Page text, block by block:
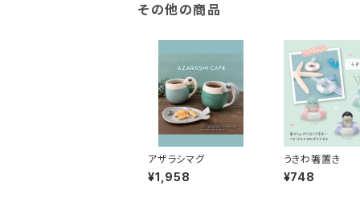
その他の商品
アザラシマグ
¥1,958
うきわ箸置き
¥748